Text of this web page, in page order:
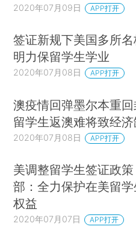
2020年07月09日 APP打开
签证新规下美国多所
明力保留学生学业
2020年07月08日 APP打开
澳疫情回弹墨尔本重
留学生返澳难将致经济
2020年07月08日 APP打开
美调整留学生签证政
部：全力保护在美留
权益
2020年07月07日 APP打开